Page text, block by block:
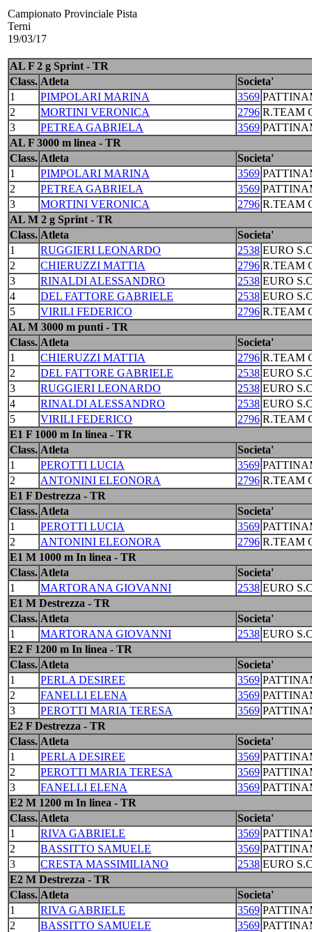
Campionato Provinciale Pista
Terni
19/03/17
AL F 2 g Sprint - TR
Class. Atleta
Societa'
1
PIMPOLARI MARINA 3569
2
MORTINI VERONICA 2796 R.TEAM
3
PETREA GABRIELA 3569
AL F 3000 m linea - TR
Class. Atleta
Societa'
1
PIMPOLARI MARINA 3569
2
PETREA GABRIELA 3569
3
MORTINI VERONICA 2796 R.TEAM
AL M 2 g Sprint - TR
Class. Atleta
Societa'
1
RUGGIERI LEONARDO 2538 EURO
2
CHIERUZZI MATTIA 2796 R.TEAM
3
RINALDI ALESSANDRO 2538 EURO
4
DEL FATTORE GABRIELE 2538 EURO
5
VIRILI FEDERICO 2796 R.TEAM
AL M 3000 m punti - TR
Class. Atleta
Societa'
1
CHIERUZZI MATTIA 2796 R.TEAM
2
DEL FATTORE GABRIELE 2538 EURO
3
RUGGIERI LEONARDO 2538 EURO
4
RINALDI ALESSANDRO 2538 EURO
5
VIRILI FEDERICO 2796 R.TEAM
E1 F 1000 m In linea - TR
Class. Atleta
Societa'
1
PEROTTI LUCIA 3569
2
ANTONINI ELEONORA 2796 R.TEAM
E1 F Destrezza - TR
Class. Atleta
Societa'
1
PEROTTI LUCIA 3569
2
ANTONINI ELEONORA 2796 R.TEAM
E1 M 1000 m In linea - TR
Class. Atleta
Societa'
1
MARTORANA GIOVANNI 2538 EURO
E1 M Destrezza - TR
Class. Atleta
Societa'
1
MARTORANA GIOVANNI 2538 EURO
E2 F 1200 m In linea - TR
Class. Atleta
Societa'
1
PERLA DESIREE 3569
2
FANELLI ELENA 3569
3
PEROTTI MARIA TERESA 3569
E2 F Destrezza - TR
Class. Atleta
Societa'
1
PERLA DESIREE 3569
2
PEROTTI MARIA TERESA 3569
3
FANELLI ELENA 3569
E2 M 1200 m In linea - TR
Class. Atleta
Societa'
1
RIVA GABRIELE 3569
2
BASSITTO SAMUELE 3569
3
CRESTA MASSIMILIANO 2538 EURO
E2 M Destrezza - TR
Class. Atleta
Societa'
1
RIVA GABRIELE 3569
2
BASSITTO SAMUELE 3569